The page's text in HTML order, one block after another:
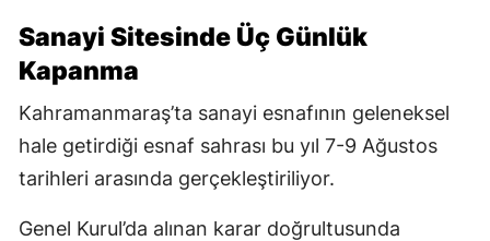
Sanayi Sitesinde Üç Günlük
Kapanma
Kahramanmaraş’ta sanayi esnafının geleneksel
hale getirdiği esnaf sahrası bu yıl 7-9 Ağustos
tarihleri arasında gerçekleştiriliyor.
Genel Kurul’da alınan karar doğrultusunda